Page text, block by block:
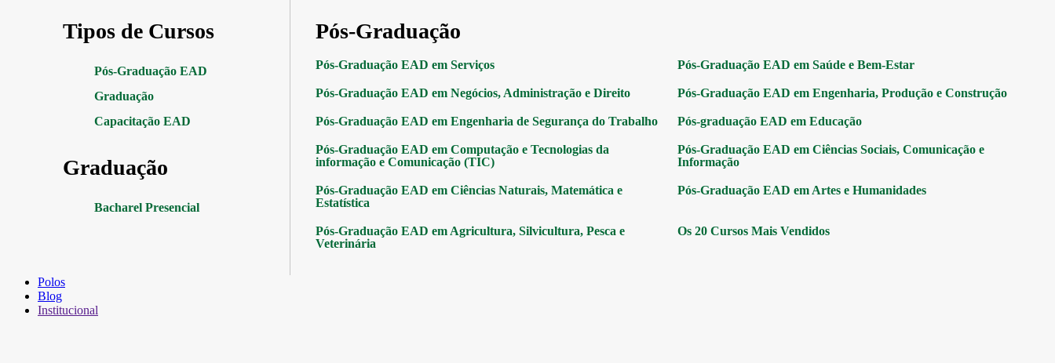
Tipos de Cursos
Pós-Graduação EAD
Graduação
Capacitação EAD
Graduação
Bacharel Presencial
Pós-Graduação
Pós-Graduação EAD em Serviços Pós-Graduação EAD em Saúde e Bem-Estar
Pós-Graduação EAD em Negócios, Administração e Direito Pós-Graduação EAD em Engenharia, Produção e Construção
Pós-Graduação EAD em Engenharia de Segurança do Trabalho Pós-graduação EAD em Educação
Pós-Graduação EAD em Computação e Tecnologias da
informação e Comunicação (TIC)
Pós-Graduação EAD em Ciências Sociais, Comunicação e
Informação
Pós-Graduação EAD em Ciências Naturais, Matemática e
Estatística
Pós-Graduação EAD em Artes e Humanidades
Pós-Graduação EAD em Agricultura, Silvicultura, Pesca e
Veterinária
Os 20 Cursos Mais Vendidos
Polos
Blog
Institucional